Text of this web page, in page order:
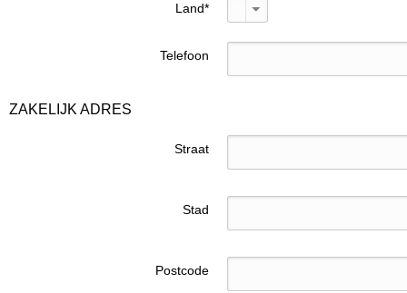
Land*
Telefoon
ZAKELIJK ADRES
Straat
Stad
Postcode